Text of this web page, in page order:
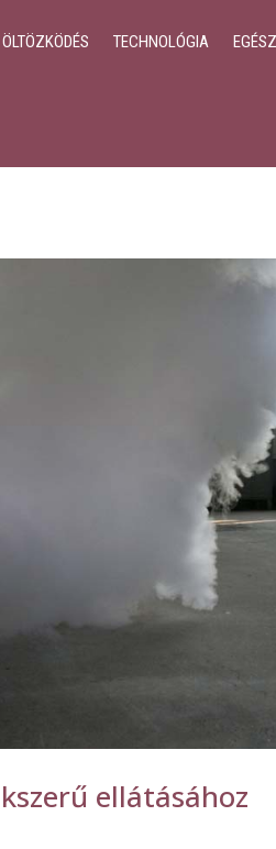
ÖLTÖZKÖDÉS TECHNOLÓGIA
ellátásához